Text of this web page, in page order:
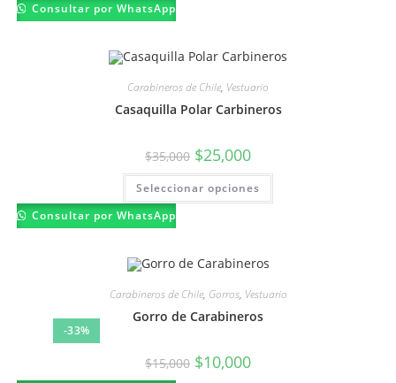
Consultar por WhatsApp
Carabineros de Chile, Vestuario
Casaquilla Polar Carbineros
$35,000 El
precio
original
era:
$35,000.
$25,000El
actual
es:
$25,000.
Seleccionar opciones
Este
tiene
elegir
en
Consultar por WhatsApp
-33%
Carabineros de Chile, Gorros, Vestuario
Gorro de Carabineros
$15,000 El
precio
$10,000El